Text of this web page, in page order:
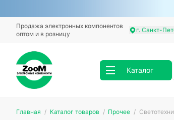
Продажа электронных компонентов
оптом и в розницу
г. Санкт-
Каталог
Главная Каталог товаров Прочее